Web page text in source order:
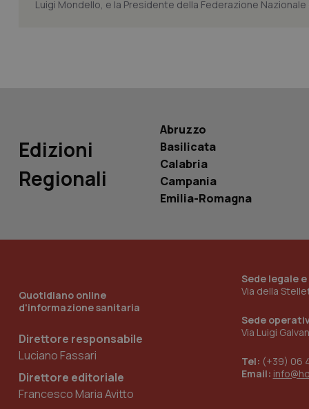
Luigi Mondello, e la Presidente della Federazione Nazionale
Edizioni
Regionali
Abruzzo
Basilicata
Calabria
Campania
Emilia-Romagna
Quotidiano online
d'informazione sanitaria
Direttore responsabile
Luciano Fassari
Direttore editoriale
Francesco Maria Avitto
Sede legale
Via della
Sede
Via Luigi
Tel: (+39) 06
Email:
tracking-sites-